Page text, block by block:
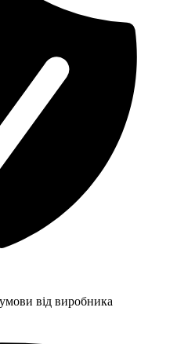
умови від виробника